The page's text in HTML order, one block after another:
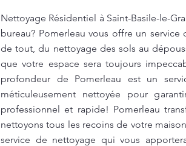
Nettoyage Résidentiel à Saint-Basile-le-
bureau? Pomerleau vous offre un
de tout, du nettoyage des sols au
que votre espace sera toujours
profondeur de Pomerleau est un
méticuleusement nettoyée pour
professionnel et rapide! Pomerleau
nettoyons tous les recoins de votre
service de nettoyage qui vous